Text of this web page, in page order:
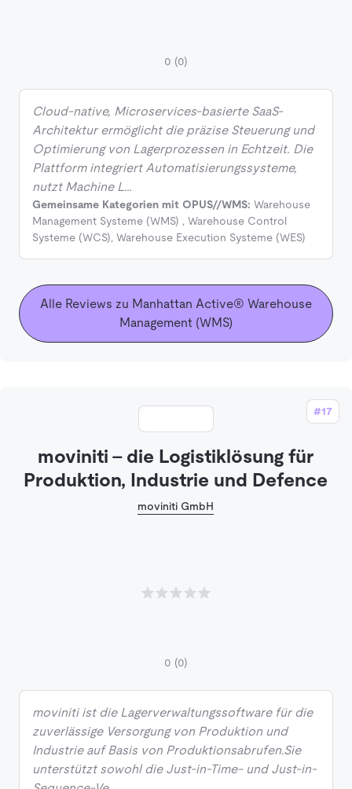
0 (0)
Cloud-native, Microservices-basierte SaaS-
Architektur ermöglicht die präzise Steuerung und
Optimierung von Lagerprozessen in Echtzeit. Die
Plattform integriert Automatisierungssysteme,
nutzt Machine L…
Gemeinsame Kategorien mit OPUS//WMS: Warehouse
Management Systeme (WMS) , Warehouse Control
Systeme (WCS), Warehouse Execution Systeme (WES)
Alle Reviews zu Manhattan Active® Warehouse
Management (WMS)
#17
moviniti - die Logistiklösung für
Produktion, Industrie und Defence
moviniti GmbH
0 (0)
moviniti ist die Lagerverwaltungssoftware für die
zuverlässige Versorgung von Produktion und
Industrie auf Basis von Produktionsabrufen.Sie
unterstützt sowohl die Just-in-Time- und Just-in-